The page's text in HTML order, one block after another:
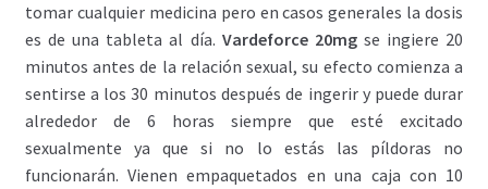
tomar cualquier medicina pero en casos generales la dosis
es de una tableta al día. Vardeforce 20mgse ingiere 20
minutos antes de la relación sexual, su efecto comienza a
sentirse a los 30 minutos después de ingerir y puede durar
alrededor de 6 horas siempre que esté excitado
sexualmente ya que si no lo estás las píldoras no
funcionarán. Vienen empaquetados en una caja con 10